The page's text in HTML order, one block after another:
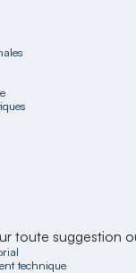
toute suggestion
technique